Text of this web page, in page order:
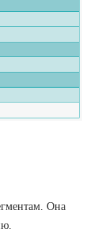
Она